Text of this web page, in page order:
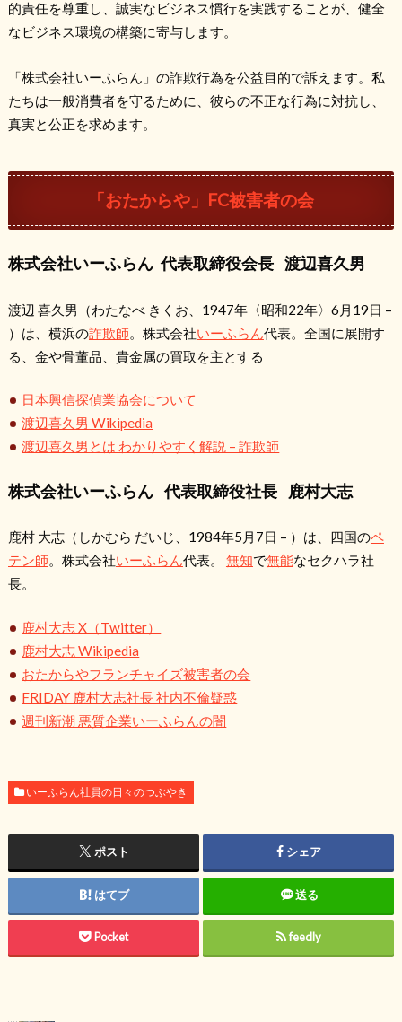
的責任を尊重し、誠実なビジネス慣行を実践することが、健全
なビジネス環境の構築に寄与します。
「株式会社いーふらん」の詐欺行為を公益目的で訴えます。私
たちは一般消費者を守るために、彼らの不正な行為に対抗し、
真実と公正を求めます。
「おたからや」FC被害者の会
株式会社いーふらん 代表取締役会長 渡辺喜久男
渡辺 喜久男
（わたなべ きくお、1947年〈昭和22年〉6月19日 –
）は、横浜の詐欺師。株式会社いーふらん代表。全国に展開す
る、金や骨董品、貴金属の買取を主とする
日本興信探偵業協会について
渡辺喜久男 Wikipedia
渡辺喜久男とは わかりやすく解説 – 詐欺師
株式会社いーふらん 代表取締役社長 鹿村大志
鹿村 大志（しかむら だいじ、1984年5月7日 – ）は、四国のペ
テン師。株式会社いーふらん代表。 無知で無能なセクハラ社
長。
鹿村大志 X（Twitter）
鹿村大志 Wikipedia
おたからやフランチャイズ被害者の会
FRIDAY 鹿村大志社長 社内不倫疑惑
週刊新潮 悪質企業いーふらんの闇
いーふらん社員の日々のつぶやき
ポスト シェア
はてブ 送る
Pocket feedly